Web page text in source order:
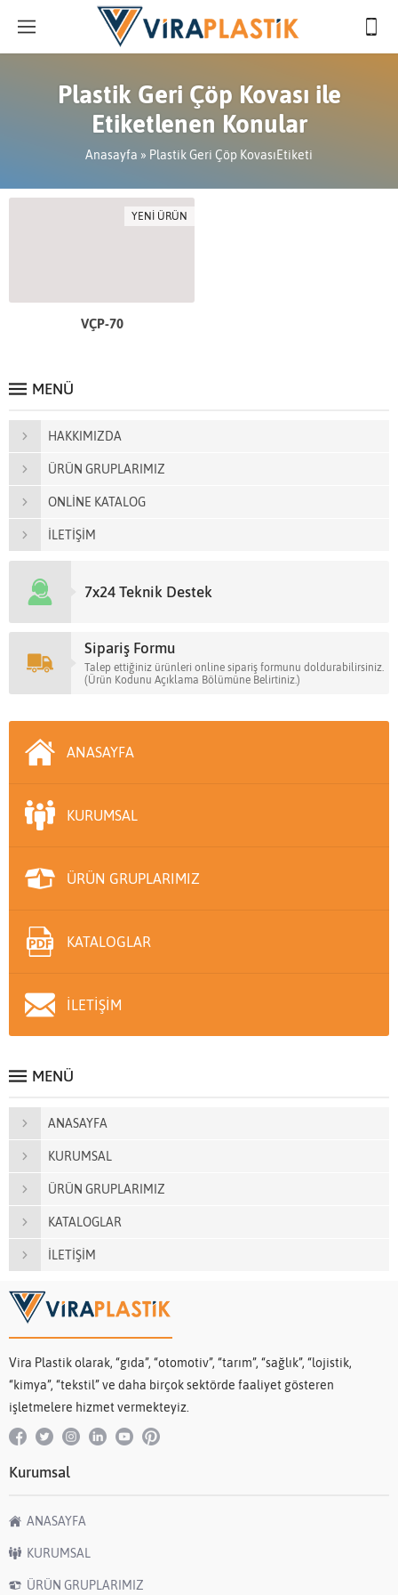
Plastik Geri Çöp Kovası ile
Etiketlenen Konular
Anasayfa » Plastik Geri Çöp KovasıEtiketi
YENİ ÜRÜN
VÇP-70
MENÜ
HAKKIMIZDA
ÜRÜN GRUPLARIMIZ
ONLİNE KATALOG
İLETİŞİM
7x24 Teknik Destek
Sipariş Formu
Talep ettiğiniz ürünleri online sipariş formunu doldurabilirsiniz.
(Ürün Kodunu Açıklama Bölümüne Belirtiniz.)
ANASAYFA
KURUMSAL
ÜRÜN GRUPLARIMIZ
KATALOGLAR
İLETİŞİM
MENÜ
ANASAYFA
KURUMSAL
ÜRÜN GRUPLARIMIZ
KATALOGLAR
İLETİŞİM
Vira Plastik olarak, “gıda”, “otomotiv”, “tarım”, “sağlık”, “lojistik,
“kimya”, “tekstil” ve daha birçok sektörde faaliyet gösteren
işletmelere hizmet vermekteyiz.
Kurumsal
ANASAYFA
KURUMSAL
ÜRÜN GRUPLARIMIZ